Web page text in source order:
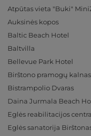
Atpūtas vieta "Buki"
Auksinės kopos
Baltic Beach Hotel
Baltvilla
Bellevue Park Hotel
Birštono pramogų kalnas
Bistrampolio Dvaras
Daina Jurmala Beach
Eglės reabilitacijos
Eglės sanatorija